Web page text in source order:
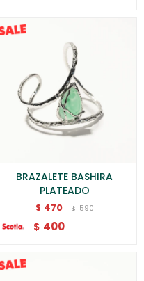
BRAZALETE BASHIRA
PLATEADO
$ 470 $ 590
$ 400